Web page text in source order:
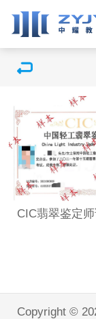
CIC翡翠鉴定
Copyright ©